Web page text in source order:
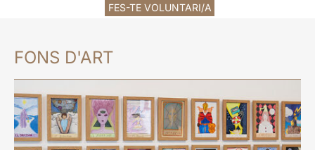
FES-TE VOLUNTARI/A
FONS D'ART